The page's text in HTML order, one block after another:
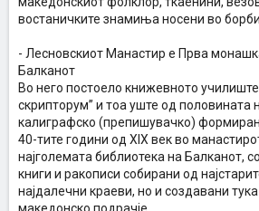
востаничките знамиња носени во
- Лесновскиот Манастир е Прва
Балканот
Во него постоело книжевното
скрипторум” и тоа уште од половината
калиграфско (препишувачко)
40-тите години од XIX век во
најголемата библиотека на Балканот,
книги и ракописи собирани од
најдалечни краеви, но и создавани